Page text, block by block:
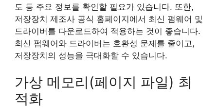
도 등 주요 정보를 확인할 필요가 있습니다. 또한,
저장장치 제조사 공식 홈페이지에서 최신 펌웨어 및
드라이버를 다운로드하여 적용하는 것이 좋습니다.
최신 펌웨어와 드라이버는 호환성 문제를 줄이고,
저장장치의 성능을 극대화할 수 있습니다.
가상 메모리(페이지 파일) 최
적화